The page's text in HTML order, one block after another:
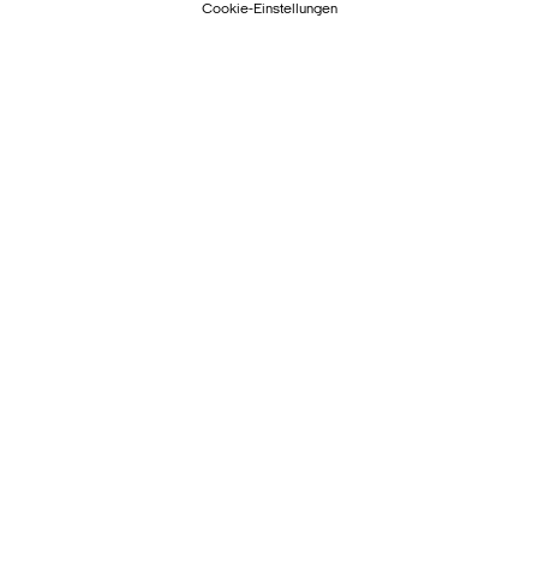
Cookie-Einstellungen